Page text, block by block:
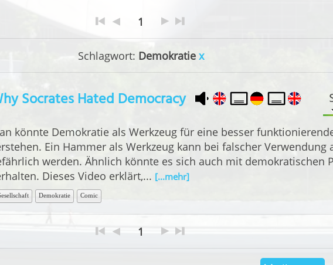
1
Schlagwort: Demokratie x
Socrates Hated Democracy
könnte Demokratie als Werkzeug für eine besser
Ein Hammer als Werkzeug kann bei falscher Verwendung
werden. Ähnlich könnte es sich auch mit demokratischen
Dieses Video erklärt,... [...mehr]
Demokratie Comic
1